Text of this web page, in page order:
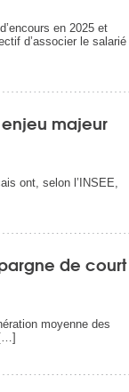
en 2025 et
d’associer le salarié
enjeu majeur
ont, selon l’INSEE,
de court
moyenne des